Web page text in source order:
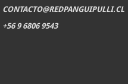
CONTACTO@REDPANGUIPULLI.CL
+56 9 6806 9543